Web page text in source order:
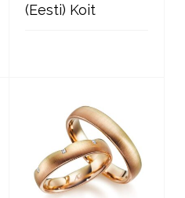
(Eesti) Koit